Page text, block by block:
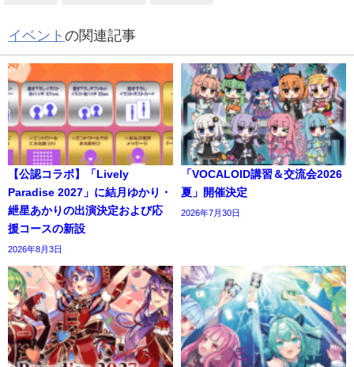
イベント の関連記事
【公認コラボ】「Lively
Paradise 2027」に結月ゆかり・
紲星あかりの出演決定および応
援コースの新設
2026年8月3日
「VOCALOID講習＆交流会2026
夏」開催決定
2026年7月30日